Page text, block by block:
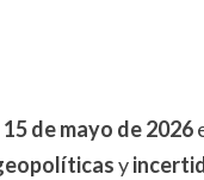
de mayo de 2026
y